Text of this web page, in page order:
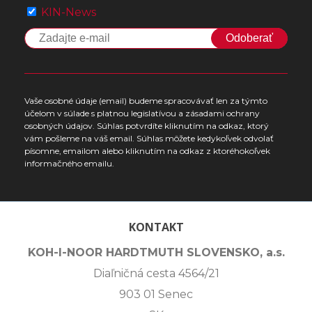
KIN-News
Odoberať
Vaše osobné údaje (email) budeme spracovávať len za týmto
účelom v súlade s platnou legislatívou a zásadami ochrany
osobných údajov. Súhlas potvrdíte kliknutím na odkaz, ktorý
vám pošleme na váš email. Súhlas môžete kedykoľvek odvolať
písomne, emailom alebo kliknutím na odkaz z ktoréhokoľvek
informačného emailu.
KONTAKT
KOH-I-NOOR HARDTMUTH SLOVENSKO, a.s.
Diaľničná cesta 4564/21
903 01 Senec